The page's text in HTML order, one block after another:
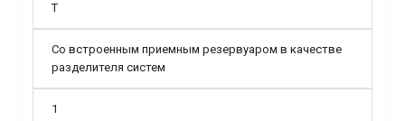
T
Со встроенным приемным резервуаром в качестве
разделителя систем
1